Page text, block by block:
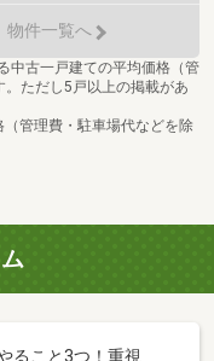
物件一覧へ
中古一戸建ての平均価格（管
ただし5戸以上の掲載があ
管理費・駐車場代などを除
ること3つ！重視